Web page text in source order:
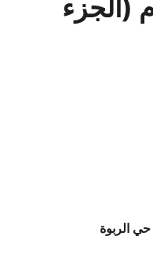
(الجزء
الربوة